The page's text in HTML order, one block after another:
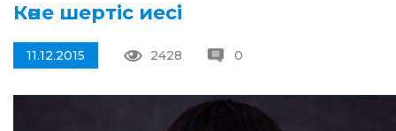
Көне шертіс иесі
11.12.2015 2428 0